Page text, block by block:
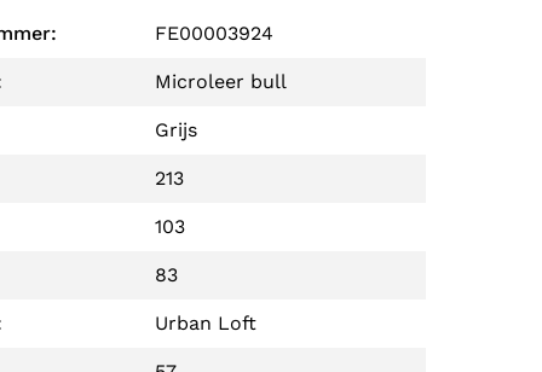
FE00003924
Microleer bull
Grijs
213
103
83
Urban Loft